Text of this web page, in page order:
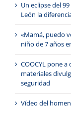
Un eclipse del
León la
«Mamá, puedo
niño de 7 años
COOCYL pone
materiales
seguridad
Vídeo del